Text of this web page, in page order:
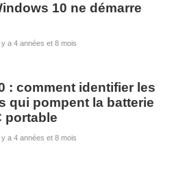
10 ne démarre
Il y a 4 années et 8 mois
: comment identifier les
qui pompent la batterie
portable
Il y a 4 années et 8 mois